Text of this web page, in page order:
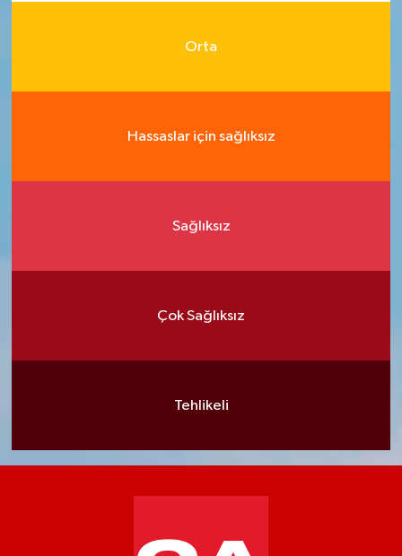
Orta
Hassaslar için sağlıksız
Sağlıksız
Çok Sağlıksız
Tehlikeli